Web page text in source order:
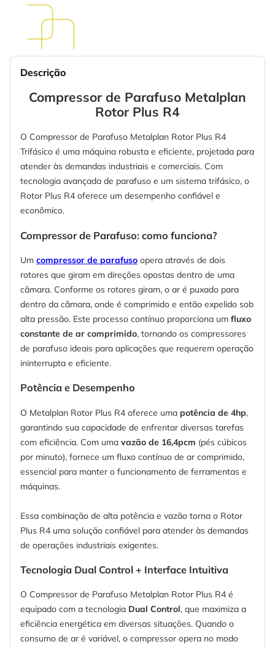
Descrição
Compressor de Parafuso Metalplan
Rotor Plus R4
O Compressor de Parafuso Metalplan Rotor Plus R4
Trifásico é uma máquina robusta e eficiente, projetada para
atender às demandas industriais e comerciais. Com
tecnologia avançada de parafuso e um sistema trifásico, o
Rotor Plus R4 oferece um desempenho confiável e
econômico.
Compressor de Parafuso: como funciona?
Um compressor de parafuso opera através de dois
rotores que giram em direções opostas dentro de uma
câmara. Conforme os rotores giram, o ar é puxado para
dentro da câmara, onde é comprimido e então expelido sob
alta pressão. Este processo contínuo proporciona um fluxo
constante de ar comprimido, tornando os compressores
de parafuso ideais para aplicações que requerem operação
ininterrupta e eficiente.
Potência e Desempenho
O Metalplan Rotor Plus R4 oferece uma potência de 4hp,
garantindo sua capacidade de enfrentar diversas tarefas
com eficiência. Com uma vazão de 16,4pcm (pés cúbicos
por minuto), fornece um fluxo contínuo de ar comprimido,
essencial para manter o funcionamento de ferramentas e
máquinas.
Essa combinação de alta potência e vazão torna o Rotor
Plus R4 uma solução confiável para atender às demandas
de operações industriais exigentes.
Tecnologia Dual Control + Interface Intuitiva
O Compressor de Parafuso Metalplan Rotor Plus R4 é
equipado com a tecnologia Dual Control, que maximiza a
eficiência energética em diversas situações. Quando o
consumo de ar é variável, o compressor opera no modo